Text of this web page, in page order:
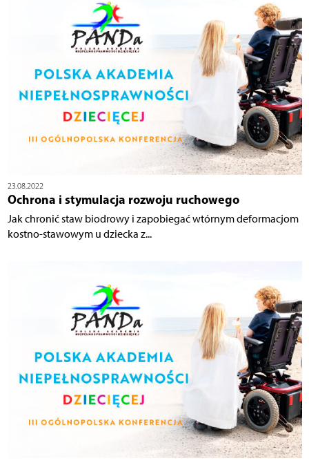
23.08.2022
Ochrona i stymulacja rozwoju ruchowego
Jak chronić staw biodrowy i zapobiegać wtórnym deformacjom
kostno-stawowym u dziecka z...